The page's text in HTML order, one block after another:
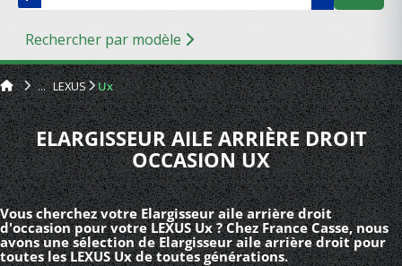
Rechercher par modèle
LEXUS Ux
ELARGISSEUR AILE ARRIÈRE DROIT
OCCASION UX
Vous cherchez votre Elargisseur aile arrière droit
d'occasion pour votre LEXUS Ux ? Chez France Casse, nous
avons une sélection de Elargisseur aile arrière droit pour
toutes les LEXUS Ux de toutes générations.